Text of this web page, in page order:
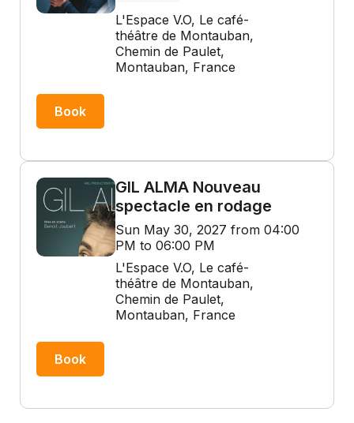
L'Espace V.O, Le café-
théâtre de Montauban,
Chemin de Paulet,
Montauban, France
Book
GIL ALMA Nouveau
spectacle en rodage
Sun May 30, 2027 from 04:00
PM to 06:00 PM
L'Espace V.O, Le café-
théâtre de Montauban,
Chemin de Paulet,
Montauban, France
Book